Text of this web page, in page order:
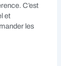
C’est
et
les